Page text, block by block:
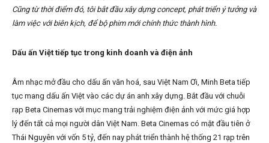
Cũng từ thời điểm đó, tôi bắt đầu xây dựng concept, phát triển ý tưởng và
làm việc với biên kịch, để bộ phim mới chính thức thành hình.
Dấu ấn Việt tiếp tục trong kinh doanh và điện ảnh
Âm nhạc mở đầu cho dấu ấn văn hoá, sau Việt Nam Ơi, Minh Beta tiếp
tục mang dấu ấn Việt vào các dự án anh xây dựng. Bắt đầu với chuỗi
rạp Beta Cinemas với mục mang trải nghiệm điện ảnh với mức giá hợp
lý đến tất cả mọi người dân Việt Nam. Beta Cinemas có mặt đầu tiên ở
Thái Nguyên với vốn 5 tỷ, đến nay phát triển thành hệ thống 21 rạp trên